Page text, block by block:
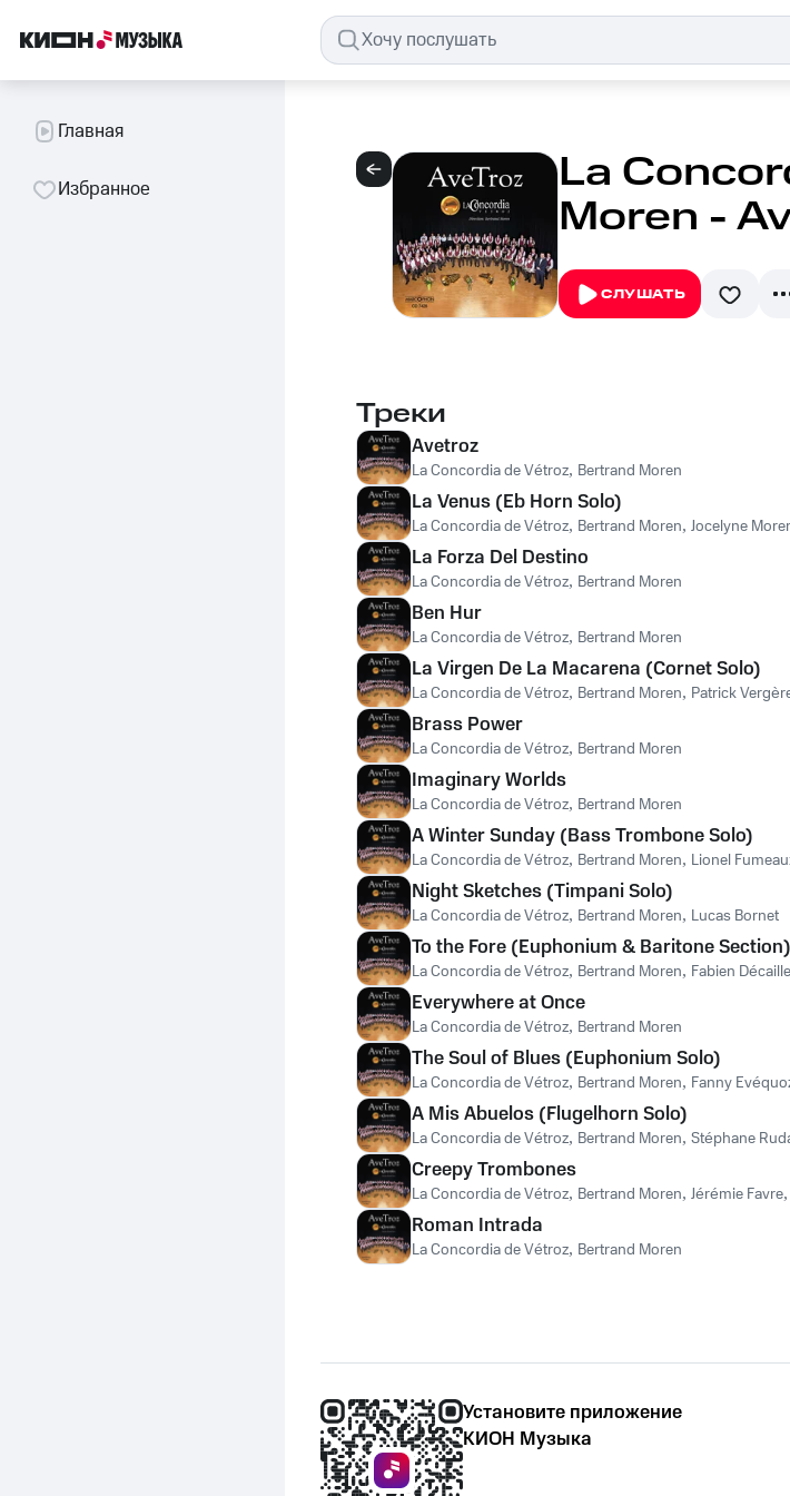
Главная
Избранное La
Moren -
СЛУШАТЬ
Треки
Avetroz
La Concordia de Vétroz, Bertrand Moren
La Venus (Eb Horn Solo)
La Concordia de Vétroz, Bertrand Moren, Jocelyne
La Forza Del Destino
La Concordia de Vétroz, Bertrand Moren
Ben Hur
La Concordia de Vétroz, Bertrand Moren
La Virgen De La Macarena (Cornet Solo)
La Concordia de Vétroz, Bertrand Moren, Patrick
Brass Power
La Concordia de Vétroz, Bertrand Moren
Imaginary Worlds
La Concordia de Vétroz, Bertrand Moren
A Winter Sunday (Bass Trombone Solo)
La Concordia de Vétroz, Bertrand Moren, Lionel
Night Sketches (Timpani Solo)
La Concordia de Vétroz, Bertrand Moren, Lucas Bornet
To the Fore (Euphonium & Baritone Section)
La Concordia de Vétroz, Bertrand Moren, Fabien
Everywhere at Once
La Concordia de Vétroz, Bertrand Moren
The Soul of Blues (Euphonium Solo)
La Concordia de Vétroz, Bertrand Moren, Fanny
A Mis Abuelos (Flugelhorn Solo)
La Concordia de Vétroz, Bertrand Moren, Stéphane
Creepy Trombones
La Concordia de Vétroz, Bertrand Moren, Jérémie Favre,
Roman Intrada
La Concordia de Vétroz, Bertrand Moren
Установите приложение
КИОН Музыка